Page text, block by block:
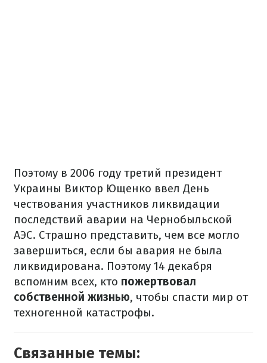
Поэтому в 2006 году третий президент
Украины Виктор Ющенко ввел День
чествования участников ликвидации
последствий аварии на Чернобыльской
АЭС. Страшно представить, чем все могло
завершиться, если бы авария не была
ликвидирована. Поэтому 14 декабря
вспомним всех, кто пожертвовал
собственной жизнью, чтобы спасти мир от
техногенной катастрофы.
Связанные темы: